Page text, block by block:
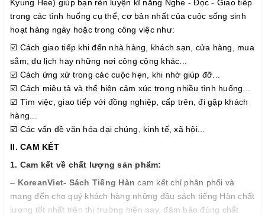
Kyung Hee) giúp bạn rèn luyện kĩ năng Nghe - Đọc - Giao tiếp
trong các tình huống cụ thể, cơ bản nhất của cuộc sống sinh
hoạt hàng ngày hoặc trong công việc như:
☑️ Cách giao tiếp khi đến nhà hàng, khách sạn, cửa hàng, mua
sắm, du lịch hay những nơi công cộng khác...
☑️ Cách ứng xử trong các cuộc hẹn, khi nhờ giúp đỡ...
☑️ Cách miêu tả và thể hiện cảm xúc trong nhiều tình huống...
☑️ Tìm việc, giao tiếp với đồng nghiệp, cấp trên, đi gặp khách
hàng...
☑️ Các vấn đề văn hóa đại chúng, kinh tế, xã hội...
II. CAM KẾT
1. Cam kết về chất lượng sản phẩm:
– KoreanViet- Sách Tiếng Hàn cam kết chỉ phân phối và
mang đến cho quý khách hàng những đầu sách tiếng Hàn chất
lượng tốt nhất trên thị trường hiện nay, đảm bảo đúng chất